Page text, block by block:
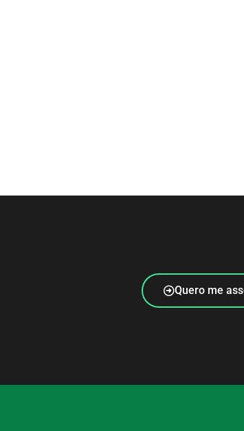
Quero me